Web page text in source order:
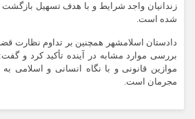
زندانیان واجد شرایط و با هدف تسهیل بازگشت
شده است.
دادستان اسلامشهر همچنین بر تداوم نظارت
بررسی موارد مشابه در آینده تأکید کرد و
موازین قانونی و با نگاه انسانی و اسلامی
مجرمان است.